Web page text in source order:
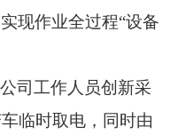
实现作业全过程“设备
司工作人员创新采
临时取电， 同时由